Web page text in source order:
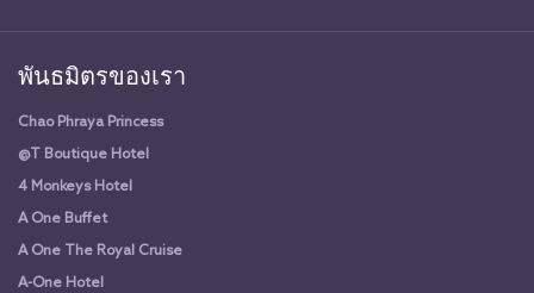
พันธมิตรของเรา
Chao Phraya Princess
@T Boutique Hotel
4 Monkeys Hotel
A One Buffet
A One The Royal Cruise
A-One Hotel